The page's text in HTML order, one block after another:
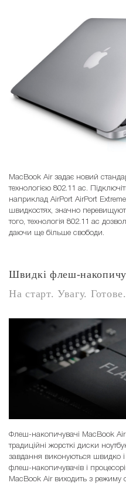
MacBook Air задає новий
технологією 802.11 ac.
наприклад AirPort AirPort
швидкостях, значно
того, технологія 802.11 ac
даючи ще більше свободи.
Швидкі флеш-
На старт. Увагу. Готове.
Флеш-накопичувачі MacBook
традиційні жорсткі диски
завдання виконуються швидко
флеш-накопичувачів і
MacBook Air виходить з